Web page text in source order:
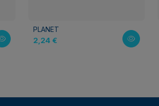
PLANET
2,24 €